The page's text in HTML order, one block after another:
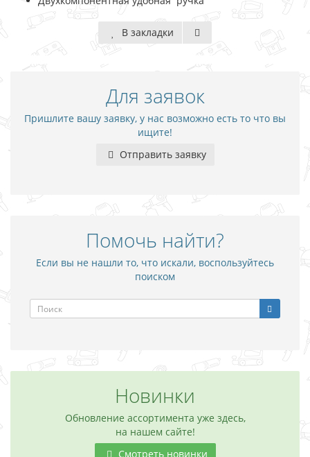
В закладки
Для заявок
Пришлите вашу заявку, у нас возможно есть то что вы
ищите!
Отправить заявку
Помочь найти?
Если вы не нашли то, что искали, воспользуйтесь
поиском
Новинки
Обновление ассортимента уже здесь,
на нашем сайте!
Смотреть новинки